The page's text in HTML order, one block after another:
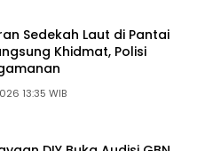
Sedekah Laut di Pantai
Khidmat, Polisi
13:35 WIB